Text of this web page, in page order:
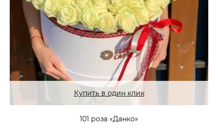
Купить в один клик
101 роза «Данко»